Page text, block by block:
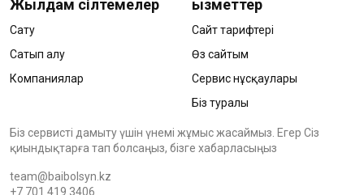
Жылдам сілтемелер
Сату
Сатып алу
Компаниялар
Қызметтер
Сайт тарифтері
Өз сайтым
Сервис нұсқаулары
Біз туралы
Біз сервисті дамыту үшін үнемі жұмыс жасаймыз. Егер Сіз
қиындықтарға тап болсаңыз, бізге хабарласыңыз
team@baibolsyn.kz
+7 701 419 3406